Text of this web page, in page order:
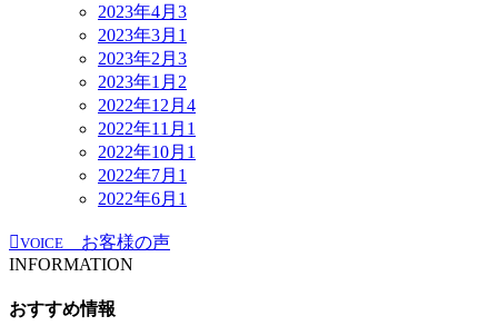
2023年4月 3
2023年3月 1
2023年2月 3
2023年1月 2
2022年12月 4
2022年11月 1
2022年10月 1
2022年7月 1
2022年6月 1
VOICE
お客様の声
INFORMATION
おすすめ情報